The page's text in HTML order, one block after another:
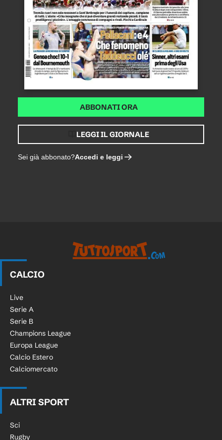
ABBONATI ORA
LEGGI IL GIORNALE
Sei già abbonato?Accedi e leggi
CALCIO
Live
Serie A
Serie B
Champions League
Europa League
Calcio Estero
Calciomercato
ALTRI SPORT
Sci
Rugby